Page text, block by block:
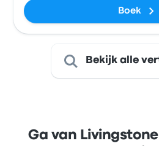
Zambia side at
Department of
Border Post, T1
Boek
Bekijk alle
Ga van